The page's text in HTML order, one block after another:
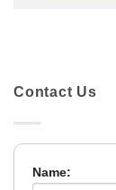
Contact Us
Name: